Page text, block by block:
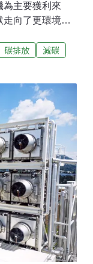
為主要獲利來
向了更環境友
業歷史上最嚴
）的統計顯
估僅能回到
些，航班數則
改載貨 航空業排
2020年的航空貨
滑落至5590萬
情導致第一線人
6310萬噸，逼近
，各國因為邊境
碳排放
減碳